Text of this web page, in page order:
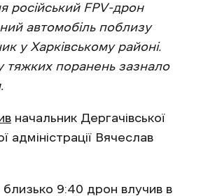
російський FPV-дрон
автомобіль поблизу
у Харківському районі.
тяжких поранень зазнало
начальник Дергачівської
адміністрації Вячеслав
9:40 дрон влучив в